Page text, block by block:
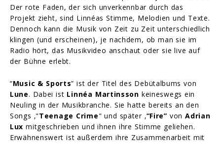
Der rote Faden, der sich unverkennbar durch das
Projekt zieht, sind Linnéas Stimme, Melodien und Texte.
Dennoch kann die Musik von Zeit zu Zeit unterschiedlich
klingen (und erscheinen), je nachdem, ob man sie im
Radio hört, das Musikvideo anschaut oder sie live auf
der Bühne erlebt.
“Music & Sports” ist der Titel des Debütalbums von
Lune. Dabei ist Linnéa Martinsson keineswegs ein
Neuling in der Musikbranche. Sie hatte bereits an den
Songs ‚"Teenage Crime" und später ‚“Fire” vonAdrian
Lux mitgeschrieben und ihnen ihre Stimme geliehen.
Erwähnenswert ist außerdem ihre Zusammenarbeit mit